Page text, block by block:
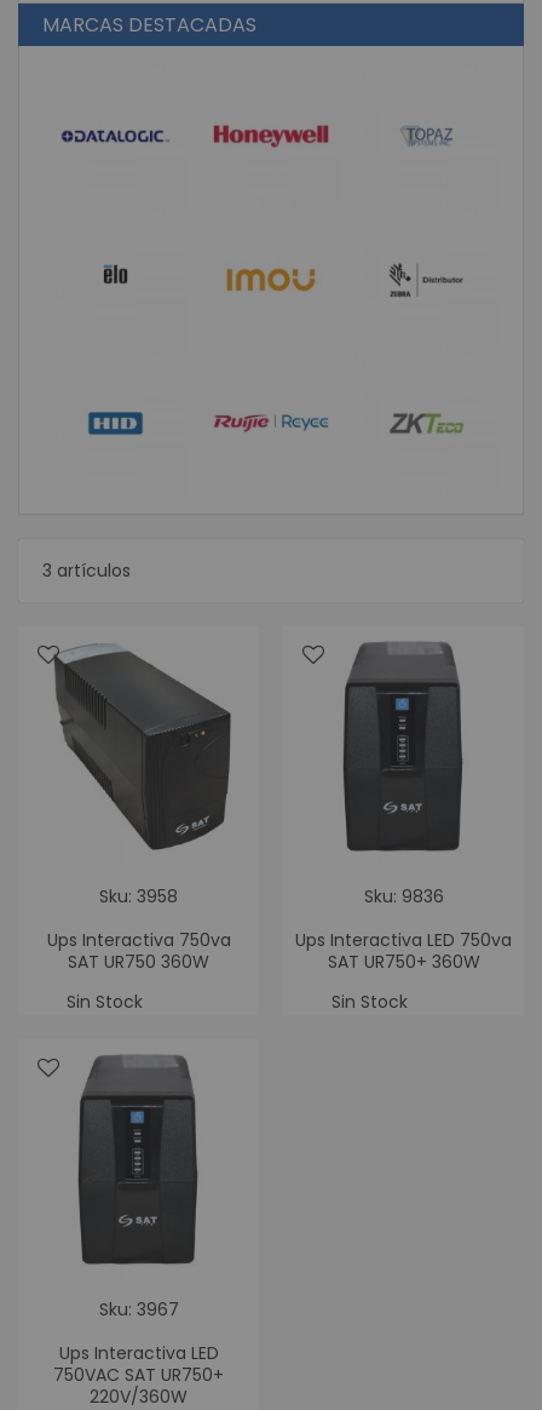
3 artículos
Sku: 3958
Ups Interactiva 750va
SAT UR750 360W
Sin Stock
Sku: 9836
Ups Interactiva LED 750va
SAT UR750+ 360W
Sin Stock
Sku: 3967
Ups Interactiva LED
750VAC SAT UR750+
220V/360W
MARCAS DESTACADAS